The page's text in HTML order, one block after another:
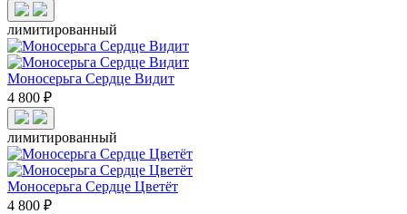
лимитированный
Моносерьга Сердце Видит
4 800 ₽
лимитированный
Моносерьга Сердце Цветёт
4 800 ₽